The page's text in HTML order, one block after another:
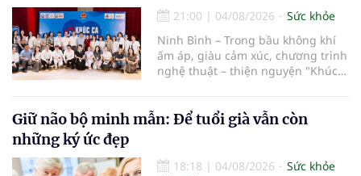
21:00 | 04/08/2026
Sức khỏe
Ninh Bình – Trong bầu không khí
ấm áp, giàu cảm xúc, chương trình
nghệ thuật – thiện nguyện "Khúc
điểm dừng chân đầu tiên tại Bệnh
viện Bạch Mai cơ sở Ninh Bình.
Giữ não bộ minh mẫn: Để tuổi già vẫn còn
những ký ức đẹp
18:18 | 04/08/2026
Sức khỏe